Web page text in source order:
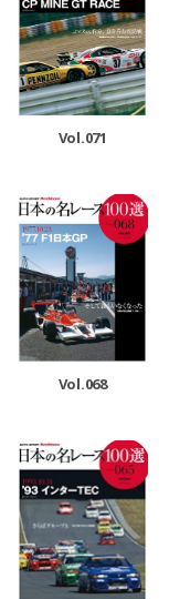
Vol.071
Vol.068